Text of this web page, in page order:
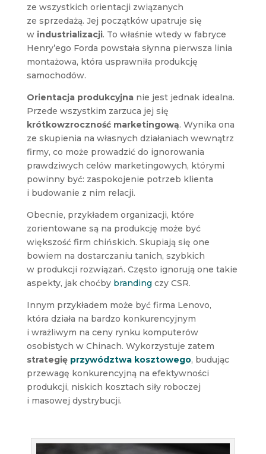
ze wszystkich orientacji związanych
ze sprzedażą. Jej początków upatruje się
w industrializacji. To właśnie wtedy w fabryce
Henry’ego Forda powstała słynna pierwsza linia
montażowa, która usprawniła produkcję
samochodów.
Orientacja produkcyjnanie jest jednak idealna.
Przede wszystkim zarzuca jej się
krótkowzroczność marketingową. Wynika ona
ze skupienia na własnych działaniach wewnątrz
firmy, co może prowadzić do ignorowania
prawdziwych celów marketingowych, którymi
powinny być: zaspokojenie potrzeb klienta
i budowanie z nim relacji.
Obecnie, przykładem organizacji, które
zorientowane są na produkcję może być
większość firm chińskich. Skupiają się one
bowiem na dostarczaniu tanich, szybkich
w produkcji rozwiązań. Często ignorują one takie
aspekty, jak choćby branding czy CSR.
Innym przykładem może być firma Lenovo,
która działa na bardzo konkurencyjnym
i wrażliwym na ceny rynku komputerów
osobistych w Chinach. Wykorzystuje zatem
strategię przywództwa kosztowego, budując
przewagę konkurencyjną na efektywności
produkcji, niskich kosztach siły roboczej
i masowej dystrybucji.